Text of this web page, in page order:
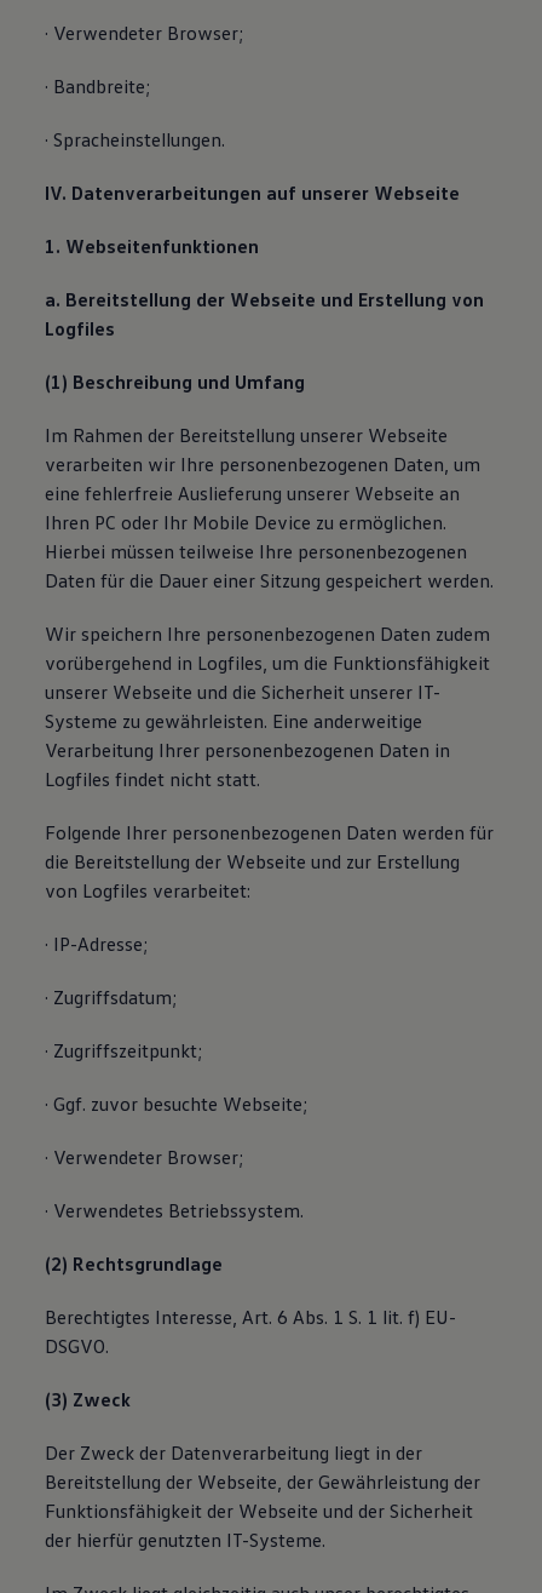
· Verwendeter Browser;
· Bandbreite;
· Spracheinstellungen.
IV. Datenverarbeitungen auf unserer Webseite
1. Webseitenfunktionen
a. Bereitstellung der Webseite und Erstellung von
Logfiles
(1) Beschreibung und Umfang
Im Rahmen der Bereitstellung unserer Webseite
verarbeiten wir Ihre personenbezogenen Daten, um
eine fehlerfreie Auslieferung unserer Webseite an
Ihren PC oder Ihr Mobile Device zu ermöglichen.
Hierbei müssen teilweise Ihre personenbezogenen
Daten für die Dauer einer Sitzung gespeichert werden.
Wir speichern Ihre personenbezogenen Daten zudem
vorübergehend in Logfiles, um die Funktionsfähigkeit
unserer Webseite und die Sicherheit unserer IT-
Systeme zu gewährleisten. Eine anderweitige
Verarbeitung Ihrer personenbezogenen Daten in
Logfiles findet nicht statt.
Folgende Ihrer personenbezogenen Daten werden für
die Bereitstellung der Webseite und zur Erstellung
von Logfiles verarbeitet:
· IP-Adresse;
· Zugriffsdatum;
· Zugriffszeitpunkt;
· Ggf. zuvor besuchte Webseite;
· Verwendeter Browser;
· Verwendetes Betriebssystem.
(2) Rechtsgrundlage
Berechtigtes Interesse, Art. 6 Abs. 1 S. 1 lit. f) EU-
DSGVO.
(3) Zweck
Der Zweck der Datenverarbeitung liegt in der
Bereitstellung der Webseite, der Gewährleistung der
Funktionsfähigkeit der Webseite und der Sicherheit
der hierfür genutzten IT-Systeme.